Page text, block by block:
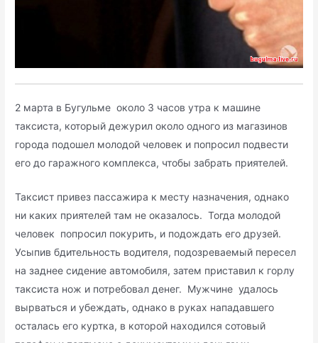
2 марта в Бугульме около 3 часов утра к машине
таксиста, который дежурил около одного из магазинов
города подошел молодой человек и попросил подвести
его до гаражного комплекса, чтобы забрать приятелей.
Таксист привез пассажира к месту назначения, однако
ни каких приятелей там не оказалось. Тогда молодой
человек попросил покурить, и подождать его друзей.
Усыпив бдительность водителя, подозреваемый пересел
на заднее сидение автомобиля, затем приставил к горлу
таксиста нож и потребовал денег. Мужчине удалось
вырваться и убеждать, однако в руках нападавшего
осталась его куртка, в которой находился сотовый